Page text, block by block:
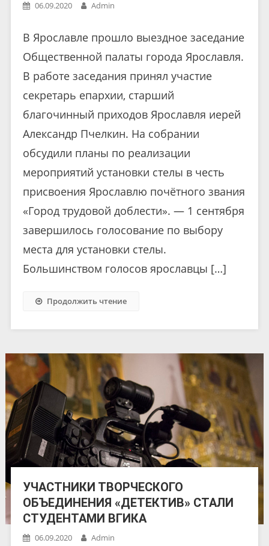
06.09.2020 Admin
В Ярославле прошло выездное заседание
Общественной палаты города Ярославля.
В работе заседания принял участие
секретарь епархии, старший
благочинный приходов Ярославля иерей
Александр Пчелкин. На собрании
обсудили планы по реализации
мероприятий установки стелы в честь
присвоения Ярославлю почётного звания
«Город трудовой доблести». — 1 сентября
завершилось голосование по выбору
места для установки стелы.
Большинством голосов ярославцы […]
Продолжить чтение
УЧАСТНИКИ ТВОРЧЕСКОГО
ОБЪЕДИНЕНИЯ «ДЕТЕКТИВ» СТАЛИ
СТУДЕНТАМИ ВГИКА
06.09.2020 Admin